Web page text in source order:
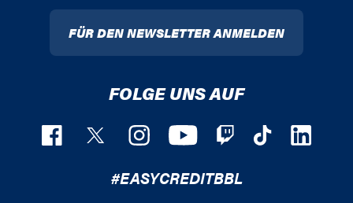
FÜR DEN NEWSLETTER ANMELDEN
FOLGE UNS AUF
#EASYCREDITBBL